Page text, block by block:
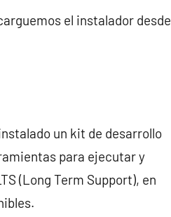
el instalador desde
un kit de desarrollo
para ejecutar y
(Long Term Support), en